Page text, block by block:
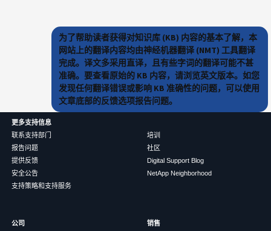
为了帮助读者获得对知识库 (KB) 内容的基本了解，本
网站上的翻译内容均由神经机器翻译 (NMT) 工具翻译
完成。译文多采用直译，且有些字词的翻译可能不甚
准确。要查看原始的 KB 内容，请浏览英文版本。如您
发现任何翻译错误或影响 KB 准确性的问题，可以使用
文章底部的反馈选项报告问题。
更多支持信息
联系支持部门
报告问题
提供反馈
安全公告
支持策略和支持服务
培训
社区
Digital Support Blog
NetApp Neighborhood
公司
销售